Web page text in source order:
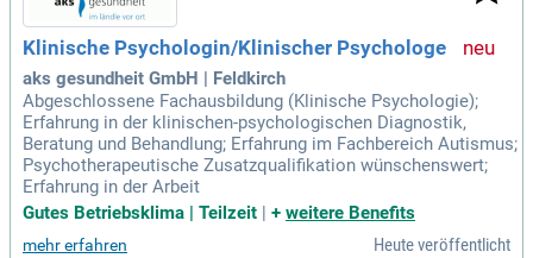
Klinische Psychologin/Klinischer Psychologe
aks gesundheit GmbH | Feldkirch
Abgeschlossene Fachausbildung (Klinische Psychologie);
Erfahrung in der klinischen-psychologischen Diagnostik,
Beratung und Behandlung; Erfahrung im Fachbereich Autismus;
Psychotherapeutische Zusatzqualifikation wünschenswert;
Erfahrung in der Arbeit
Gutes Betriebsklima | Teilzeit
+ weitere Benefits
mehr erfahren Heute veröffentlicht